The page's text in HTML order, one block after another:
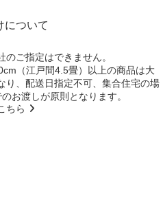
について
のご指定はできません。
（江戸間4.5畳）以上の商品は大
り、配送日指定不可、集合住宅の場
のお渡しが原則となります。
ちら